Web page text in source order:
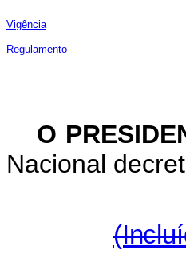
Vigência
Regulamento
O
Nacional